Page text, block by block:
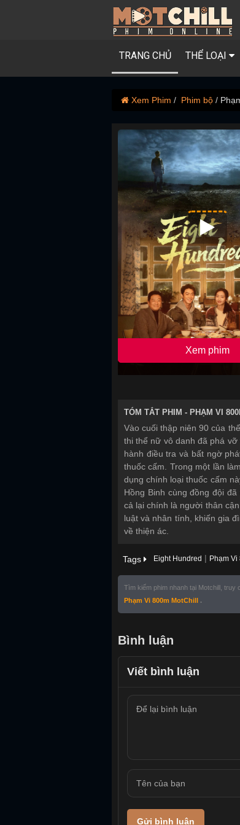
TRANG CHỦ THỂ LOẠI
Xem Phim Phim bộ
Xem phim
TÓM TẮT PHIM - PHẠM VI
Vào cuối thập niên 90 của
thi thể nữ vô danh đã phá
hành điều tra và bất ngờ
thuốc cấm. Trong một lần
dụng chính loại thuốc cấm
Hồng Binh cùng đồng đội
cả lại chính là người thân
luật và nhân tính, khiến gia
về thiện ác.
Tags Eight Hundred | Phạm Vi
Tìm kiếm phim nhanh tại Motchill, truy
Phạm Vi 800m MotChill .
Bình luận
Viết bình luận
Gửi bình luận